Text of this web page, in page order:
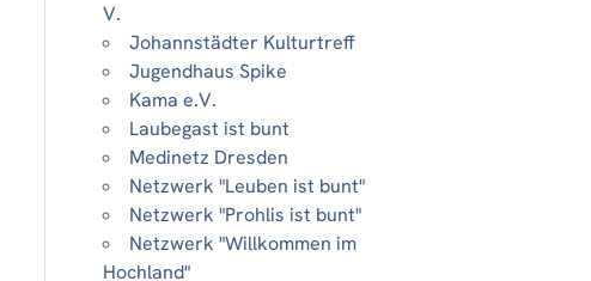
V.
Johannstädter Kulturtreff
Jugendhaus Spike
Kama e.V.
Laubegast ist bunt
Medinetz Dresden
Netzwerk "Leuben ist bunt"
Netzwerk "Prohlis ist bunt"
Netzwerk "Willkommen im
Hochland"